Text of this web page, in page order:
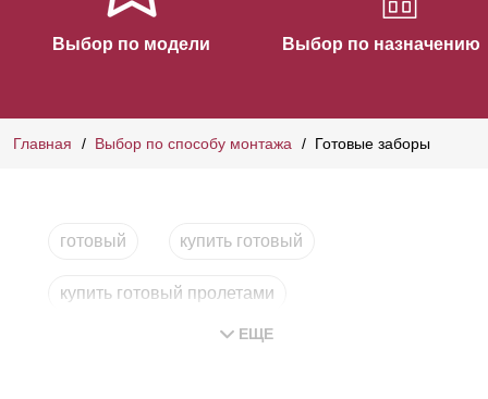
Выбор по модели Выбор по назначению
Главная Выбор по способу монтажа Готовые заборы
готовый купить готовый
купить готовый пролетами
метровый
ЕЩЕ